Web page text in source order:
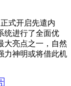
式开启先遣内
统进行了全面优
大亮点之一，自然
力神明或将借此机